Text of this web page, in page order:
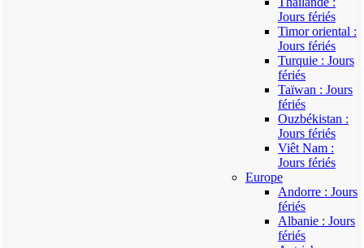
Jours fériés
Timor oriental :
Jours fériés
Turquie : Jours
fériés
Taïwan : Jours
fériés
Ouzbékistan :
Jours fériés
Viêt Nam :
Jours fériés
Europe
Andorre : Jours
fériés
Albanie : Jours
fériés